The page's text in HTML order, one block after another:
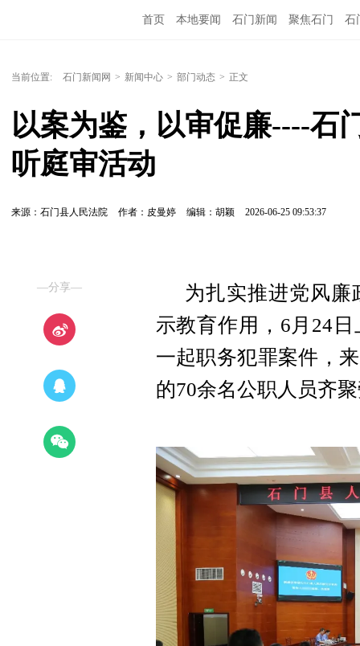
首页 本地要闻 石门新闻 聚焦石门 石
当前位置: 石门新闻网 > 新闻中心 > 部门动态 > 正文
以案为鉴，以审促廉----石
听庭审活动
来源：石门县人民法院 作者：皮曼婷 编辑：胡颖 2026-06-25 09:53:37
—分享—
为扎实推进党风
示教育作用，6月24
一起职务犯罪案件，
的70余名公职人员齐